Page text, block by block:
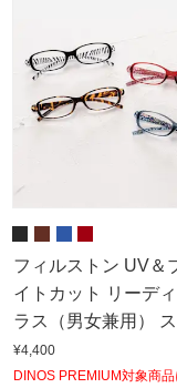
フィルストン UV＆
イトカット リーデ
ラス（男女兼用）
型 柄入り
¥4,400
DINOS PREMIUM対象商